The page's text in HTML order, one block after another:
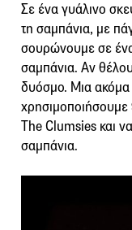
Σε ένα γυάλινο
τη σαμπάνια, με
σουρώνουμε σε
σαμπάνια. Αν
δυόσμο. Μια ακόμα
The Clumsies και
σαμπάνια.